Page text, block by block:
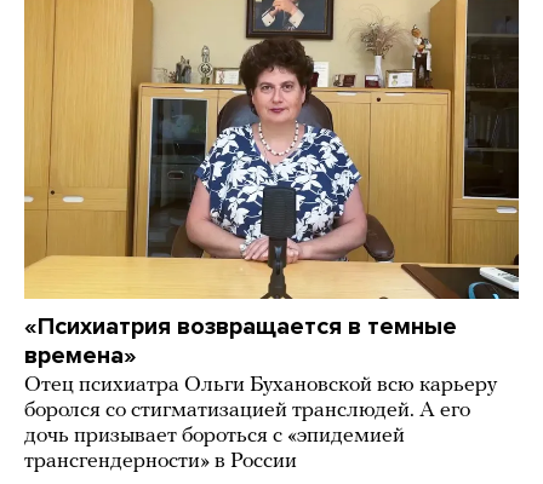
«Психиатрия возвращается в темные
времена»
Отец психиатра Ольги Бухановской всю карьеру
боролся со стигматизацией транслюдей. А его
дочь призывает бороться с «эпидемией
трансгендерности» в России